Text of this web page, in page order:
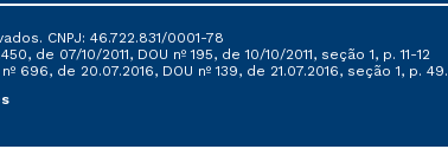
CNPJ: 46.722.831/0001-78
de 07/10/2011, DOU nº 195, de 10/10/2011, seção 1, p. 11-12
de 20.07.2016, DOU nº 139, de 21.07.2016, seção 1, p. 49.